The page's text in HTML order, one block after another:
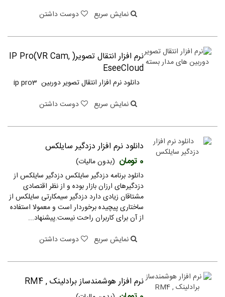
نمایش سریع
دوست داشتن
نرم افزار انتقال تصویر( IP Pro(VR Cam,
EseeCloud
دانلود نرم افزار انتقال تصویر دوربین ip pro3
نمایش سریع
دوست داشتن
دانلود نرم افزار دزدگیر سایلکس
0 تومان
(بدون مالیات)
دانلود برنامه دزدگیر سایلکس دزدگیر سایلکس از
دزدگیرهای ارزان بازار بوده و از نظر اقتصادی
مشتاقان زیادی دارد دزدگیر سیمکارتی سایلکس از
ساختاری پیچیده برخوردار است و معمولا استفاده
از آن برای کاربران راحت نیست.پیشنهاد...
نمایش سریع
دوست داشتن
نرم افزار هوشمندساز برادلینک , RM4